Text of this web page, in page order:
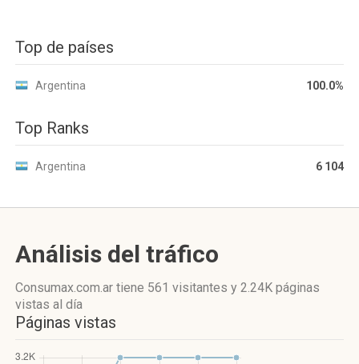
Top de países
Argentina 100.0%
Top Ranks
Argentina 6 104
Análisis del tráfico
Consumax.com.ar tiene 561 visitantes y 2.24K páginas
vistas al día
Páginas vistas